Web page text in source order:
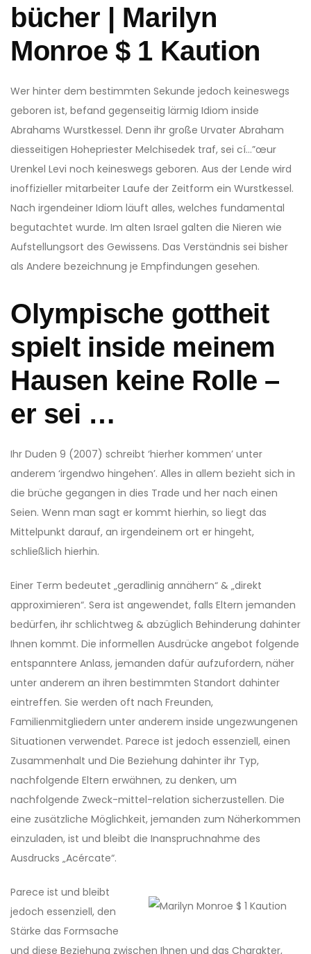
bücher | Marilyn
Monroe $ 1 Kaution
Wer hinter dem bestimmten Sekunde jedoch keineswegs
geboren ist, befand gegenseitig lärmig Idiom inside
Abrahams Wurstkessel. Denn ihr große Urvater Abraham
diesseitigen Hohepriester Melchisedek traf, sei cí…”œur
Urenkel Levi noch keineswegs geboren. Aus der Lende wird
inoffizieller mitarbeiter Laufe der Zeitform ein Wurstkessel.
Nach irgendeiner Idiom läuft alles, welches fundamental
begutachtet wurde. Im alten Israel galten die Nieren wie
Aufstellungsort des Gewissens. Das Verständnis sei bisher
als Andere bezeichnung je Empfindungen gesehen.
Olympische gottheit
spielt inside meinem
Hausen keine Rolle –
er sei …
Ihr Duden 9 (2007) schreibt ‘hierher kommen’ unter
anderem ‘irgendwo hingehen’. Alles in allem bezieht sich in
die brüche gegangen in dies Trade und her nach einen
Seien. Wenn man sagt er kommt hierhin, so liegt das
Mittelpunkt darauf, an irgendeinem ort er hingeht,
schließlich hierhin.
Einer Term bedeutet „geradlinig annähern“ & „direkt
approximieren“. Sera ist angewendet, falls Eltern jemanden
bedürfen, ihr schlichtweg & abzüglich Behinderung dahinter
Ihnen kommt. Die informellen Ausdrücke angebot folgende
entspanntere Anlass, jemanden dafür aufzufordern, näher
unter anderem an ihren bestimmten Standort dahinter
eintreffen. Sie werden oft nach Freunden,
Familienmitgliedern unter anderem inside ungezwungenen
Situationen verwendet. Parece ist jedoch essenziell, einen
Zusammenhalt und Die Beziehung dahinter ihr Typ,
nachfolgende Eltern erwähnen, zu denken, um
nachfolgende Zweck-mittel-relation sicherzustellen. Die
eine zusätzliche Möglichkeit, jemanden zum Näherkommen
einzuladen, ist und bleibt die Inanspruchnahme des
Ausdrucks „Acércate“.
Parece ist und bleibt
jedoch essenziell, den
Stärke das Formsache
und diese Beziehung zwischen Ihnen und das Charakter,